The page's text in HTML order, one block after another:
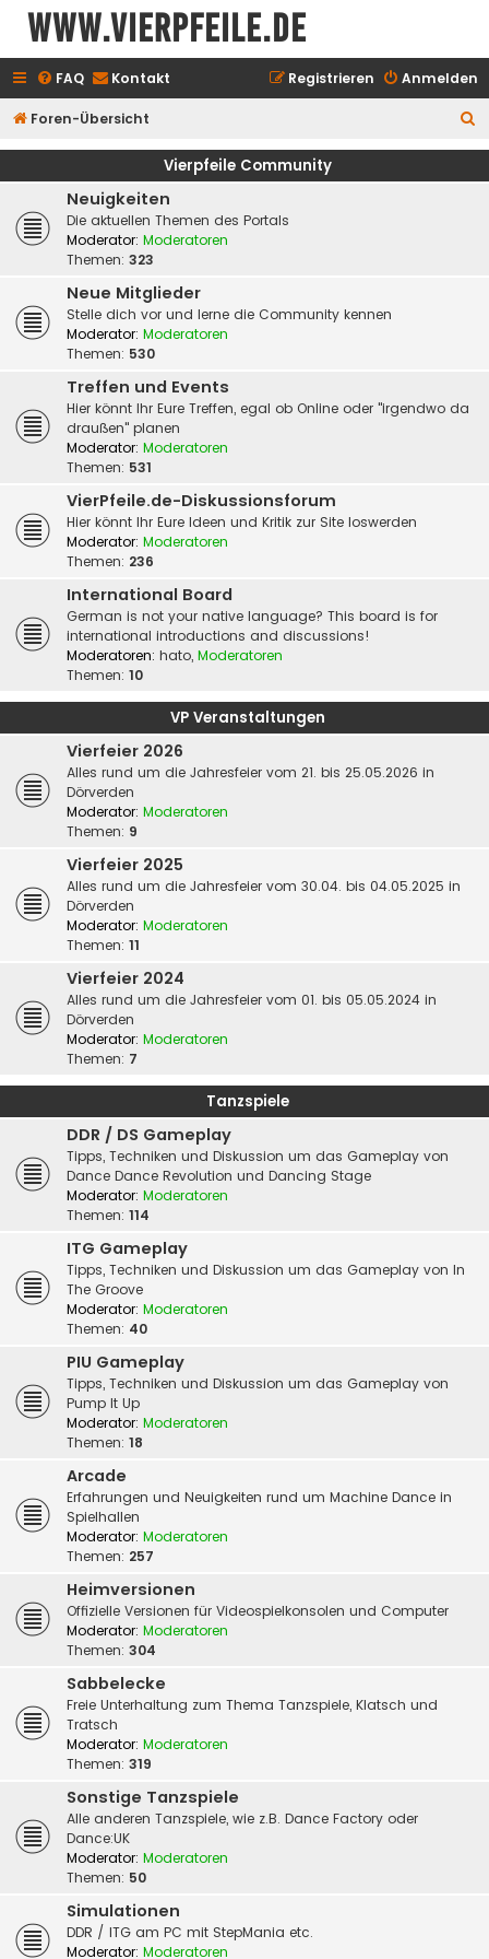
www.vierpfeile.de
FAQ Kontakt Anmelden
Registrieren
Foren-Übersicht
u
Vierpfeile Community
Neuigkeiten
Die aktuellen Themen des Portals
Moderator: Moderatoren
Themen: 323
Neue Mitglieder
Stelle dich vor und lerne die Community kennen
Moderator: Moderatoren
Themen: 530
Treffen und Events
Hier könnt Ihr Eure Treffen, egal ob Online oder "irgendwo da
draußen" planen
Moderator: Moderatoren
Themen: 531
VierPfeile.de-Diskussionsforum
Hier könnt Ihr Eure Ideen und Kritik zur Site loswerden
Moderator: Moderatoren
Themen: 236
International Board
German is not your native language? This board is for
international introductions and discussions!
Moderatoren: hato, Moderatoren
Themen: 10
VP Veranstaltungen
Vierfeier 2026
Alles rund um die Jahresfeier vom 21. bis 25.05.2026 in
Dörverden
Moderator: Moderatoren
Themen: 9
Vierfeier 2025
Alles rund um die Jahresfeier vom 30.04. bis 04.05.2025 in
Dörverden
Moderator: Moderatoren
Themen: 11
Vierfeier 2024
Alles rund um die Jahresfeier vom 01. bis 05.05.2024 in
Dörverden
Moderator: Moderatoren
Themen: 7
Tanzspiele
DDR / DS Gameplay
Tipps, Techniken und Diskussion um das Gameplay von
Dance Dance Revolution und Dancing Stage
Moderator: Moderatoren
Themen: 114
ITG Gameplay
Tipps, Techniken und Diskussion um das Gameplay von In
The Groove
Moderator: Moderatoren
Themen: 40
PIU Gameplay
Tipps, Techniken und Diskussion um das Gameplay von
Pump It Up
Moderator: Moderatoren
Themen: 18
Arcade
Erfahrungen und Neuigkeiten rund um Machine Dance in
Spielhallen
Moderator: Moderatoren
Themen: 257
Heimversionen
Offizielle Versionen für Videospielkonsolen und Computer
Moderator: Moderatoren
Themen: 304
Sabbelecke
Freie Unterhaltung zum Thema Tanzspiele, Klatsch und
Tratsch
Moderator: Moderatoren
Themen: 319
Sonstige Tanzspiele
Alle anderen Tanzspiele, wie z.B. Dance Factory oder
Dance:UK
Moderator: Moderatoren
Themen: 50
Simulationen
DDR / ITG am PC mit StepMania etc.
Moderator: Moderatoren